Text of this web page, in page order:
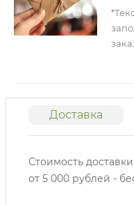
Доставка
Стоимость
от 5 000 рублей -